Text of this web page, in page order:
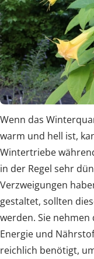
Wenn das
warm und hell ist,
Wintertriebe
in der Regel sehr
Verzweigungen
gestaltet, sollten
werden. Sie
Energie und
reichlich benötigt,